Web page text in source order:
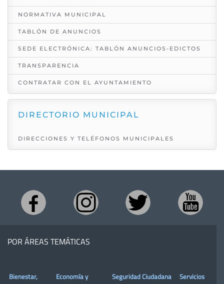
NORMATIVA MUNICIPAL
TABLÓN DE ANUNCIOS
SEDE ELECTRÓNICA: TABLÓN ANUNCIOS-EDICTOS
TRANSPARENCIA
CONTRATAR CON EL AYUNTAMIENTO
DIRECTORIO MUNICIPAL
DIRECCIONES Y TELÉFONOS MUNICIPALES
POR ÁREAS TEMÁTICAS
Bienestar,
Economía y
Seguridad Ciudadana
Servicios